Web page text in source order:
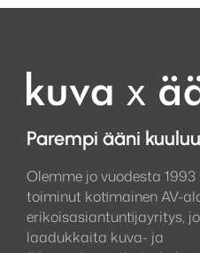
Parempi ääni kuuluu
Olemme jo vuodesta
toiminut kotimainen AV-
erikoisasiantuntijayritys,
laadukkaita kuva- ja